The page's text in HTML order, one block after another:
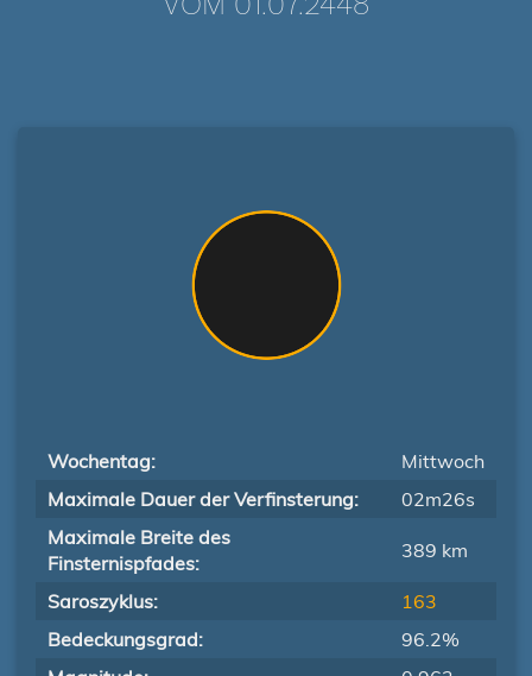
Wochentag:
Mittwoch
Maximale Dauer der Verfinsterung:
02m26s
Maximale Breite des
Finsternispfades:
389 km
Saroszyklus:
163
Bedeckungsgrad:
96.2%